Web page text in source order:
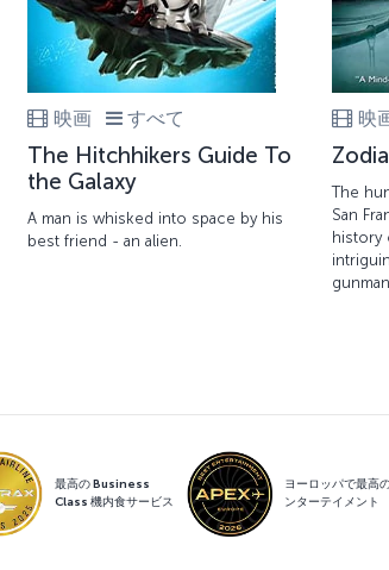
映画 すべて
The Hitchhikers Guide To
the Galaxy
A man is whisked into space by his
best friend - an alien.
映
The
San
history
最高の Business
Class 機内食サービス
ヨーロッパで最高
ンターテイメント